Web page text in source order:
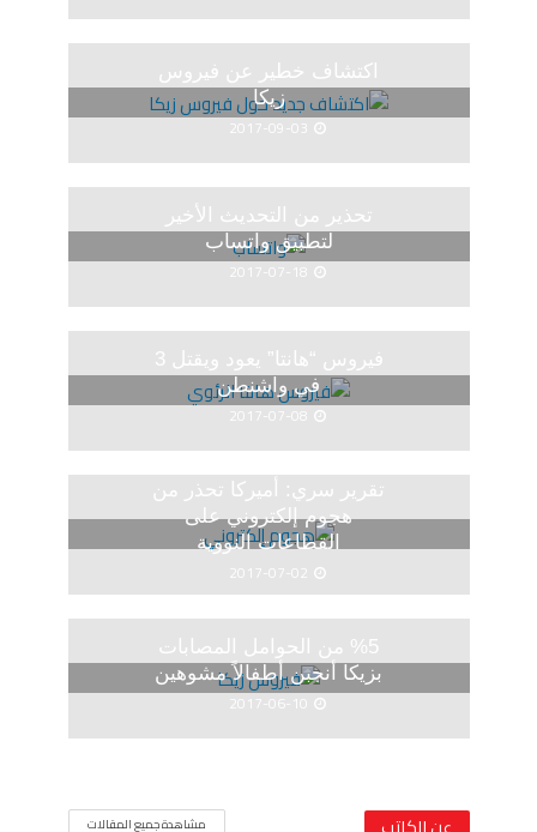
اكتشاف خطير عن فيروس
زيكا
2017-09-03
تحذير من التحديث الأخير
لتطبيق واتساب
2017-07-18
فيروس “هانتا” يعود ويقتل 3
في واشنطن
2017-07-08
تقرير سري: أميركا تحذر من
هجوم إلكتروني على
القطاعات النووية
2017-07-02
%5 من الحوامل المصابات
بزيكا أنجبن أطفالاً مشوهين
2017-06-10
مشاهدة جميع المقالات